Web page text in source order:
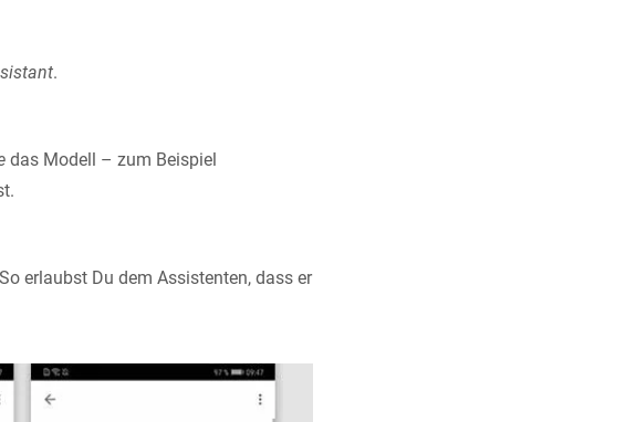
.
das Modell – zum Beispiel
erlaubst Du dem Assistenten, dass er